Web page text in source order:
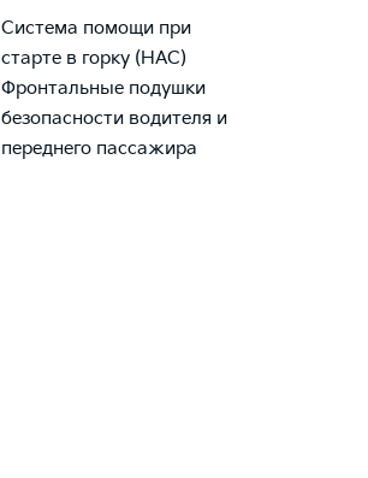
Система помощи при
старте в горку (HAC)
Фронтальные подушки
безопасности водителя и
переднего пассажира